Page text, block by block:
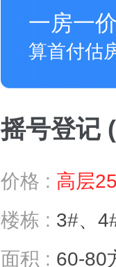
一房一价
算首付估
摇号登记
价格 : 高层
楼栋 : 3#、
面积 : 60-80